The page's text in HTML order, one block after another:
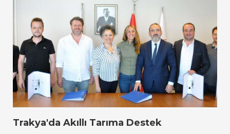
Trakya'da Akıllı Tarıma Destek